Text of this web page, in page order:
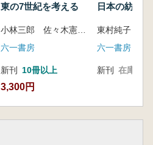
東の7世紀を考える
小林三郎 佐々木憲一 編
六一書房
新刊 10冊以上
3,300円
日本の紡織
東村純子 著
六一書房
新刊 在庫なし